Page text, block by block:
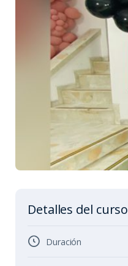
Detalles del curso
Duración